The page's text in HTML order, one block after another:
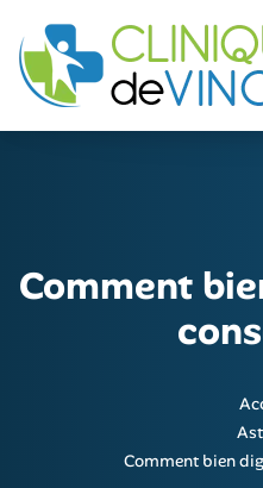
Comment
Comment bien